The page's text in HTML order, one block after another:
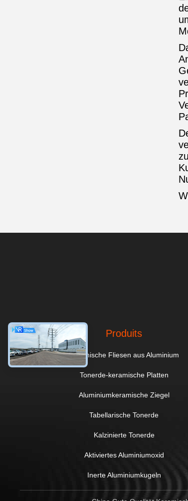
Produits
Keramische Fliesen aus Aluminium
Tonerde-keramische Platten
Aluminiumkeramische Ziegel
Tabellarische Tonerde
Kalzinierte Tonerde
Aktiviertes Aluminiumoxid
Inerte Aluminiumkugeln